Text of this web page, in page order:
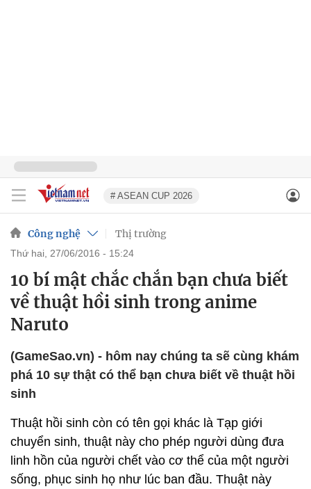
# ASEAN CUP 2026
Công nghệ Thị trường
thứ hai, 27/06/2016 - 15:24
10 bí mật chắc chắn bạn chưa biết
về thuật hồi sinh trong anime
Naruto
(GameSao.vn) - hôm nay chúng ta sẽ cùng khám
phá 10 sự thật có thể bạn chưa biết về thuật hồi
sinh
Thuật hồi sinh còn có tên gọi khác là Tạp giới
chuyển sinh, thuật này cho phép người dùng đưa
linh hồn của người chết vào cơ thể của một người
sống, phục sinh họ như lúc ban đầu. Thuật này